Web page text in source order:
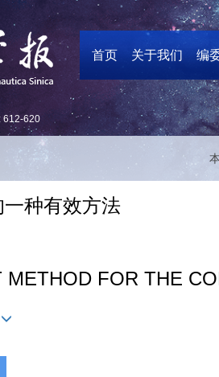
首页 关于我们 编
: 612-620
种有效方法
METHOD FOR THE